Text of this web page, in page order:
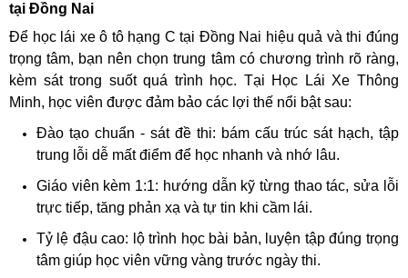
tại Đồng Nai
Để học lái xe ô tô hạng C tại Đồng Nai hiệu quả và thi đúng
trọng tâm, bạn nên chọn trung tâm có chương trình rõ ràng,
kèm sát trong suốt quá trình học. Tại Học Lái Xe Thông
Minh, học viên được đảm bảo các lợi thế nổi bật sau:
Đào tạo chuẩn - sát đề thi: bám cấu trúc sát hạch, tập
trung lỗi dễ mất điểm để học nhanh và nhớ lâu.
Giáo viên kèm 1:1: hướng dẫn kỹ từng thao tác, sửa lỗi
trực tiếp, tăng phản xạ và tự tin khi cầm lái.
Tỷ lệ đậu cao: lộ trình học bài bản, luyện tập đúng trọng
tâm giúp học viên vững vàng trước ngày thi.